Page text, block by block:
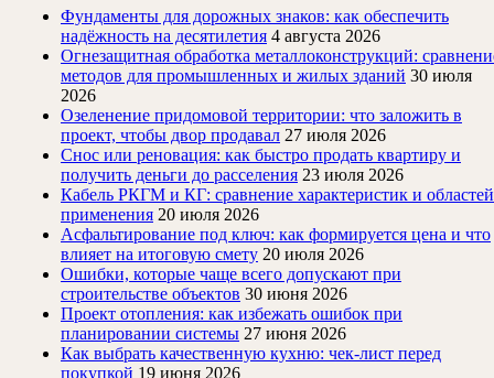
Фундаменты для дорожных знаков: как обеспечить
надёжность на десятилетия 4 августа 2026
Огнезащитная обработка металлоконструкций:
методов для промышленных и жилых зданий 30 июля
2026
Озеленение придомовой территории: что заложить в
проект, чтобы двор продавал 27 июля 2026
Снос или реновация: как быстро продать квартиру и
получить деньги до расселения 23 июля 2026
Кабель РКГМ и КГ: сравнение характеристик и областей
применения 20 июля 2026
Асфальтирование под ключ: как формируется цена и что
влияет на итоговую смету 20 июля 2026
Ошибки, которые чаще всего допускают при
строительстве объектов 30 июня 2026
Проект отопления: как избежать ошибок при
планировании системы 27 июня 2026
Как выбрать качественную кухню: чек-лист перед
покупкой 19 июня 2026